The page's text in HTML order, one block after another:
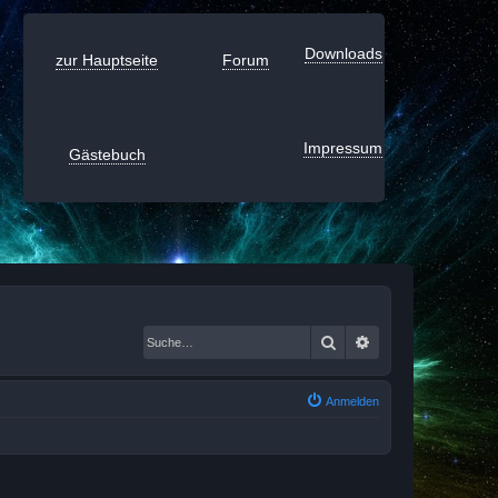
zur Hauptseite Forum Downloads
Gästebuch Impressum
Suche Erweiterte Suche
Anmelden